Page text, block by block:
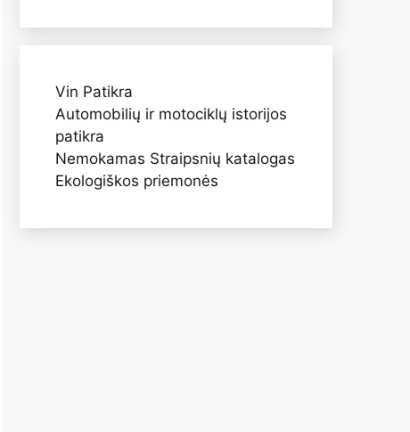
Vin Patikra
Automobilių ir motociklų istorijos
patikra
Nemokamas Straipsnių katalogas
Ekologiškos priemonės